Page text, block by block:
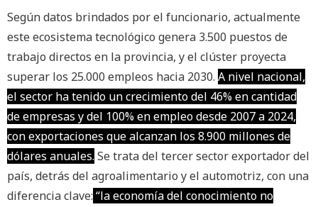
Según datos brindados por el funcionario, actualmente
este ecosistema tecnológico genera 3.500 puestos de
trabajo directos en la provincia, y el clúster proyecta
superar los 25.000 empleos hacia 2030. A nivel nacional,
el sector ha tenido un crecimiento del 46% en cantidad
de empresas y del 100% en empleo desde 2007 a 2024,
con exportaciones que alcanzan los 8.900 millones de
dólares anuales. Se trata del tercer sector exportador del
país, detrás del agroalimentario y el automotriz, con una
diferencia clave: “la economía del conocimiento no